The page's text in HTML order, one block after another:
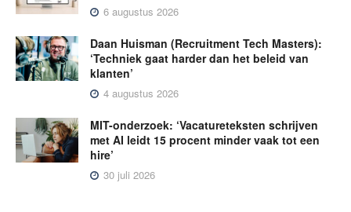
6 augustus 2026
Daan Huisman (Recruitment Tech Masters):
‘Techniek gaat harder dan het beleid van
klanten’
4 augustus 2026
MIT-onderzoek: ‘Vacatureteksten schrijven
met AI leidt 15 procent minder vaak tot een
hire’
30 juli 2026